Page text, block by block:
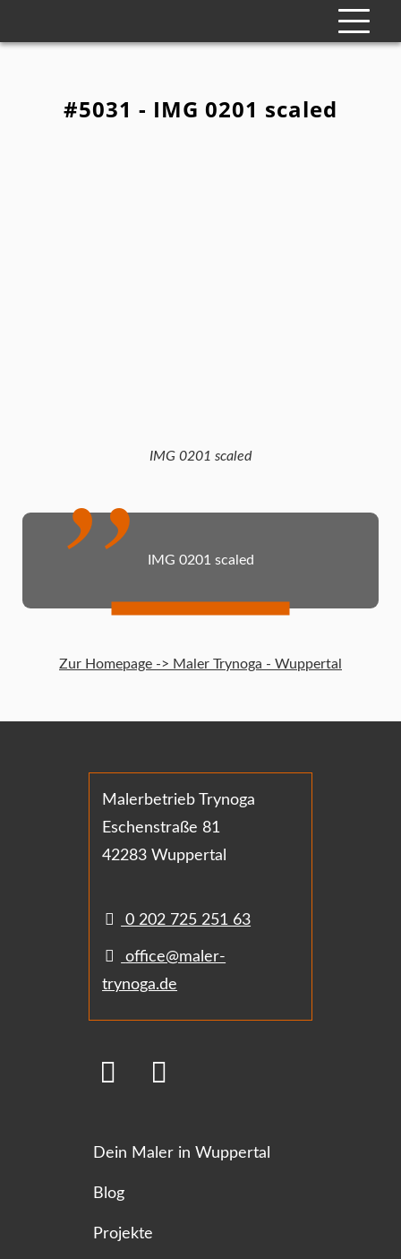
#5031 - IMG 0201 scaled
IMG 0201 scaled
IMG 0201 scaled
Zur Homepage -> Maler Trynoga - Wuppertal
Malerbetrieb Trynoga
Eschenstraße 81
42283 Wuppertal
0 202 725 251 63
office@maler-
trynoga.de
Dein Maler in Wuppertal
Blog
Projekte